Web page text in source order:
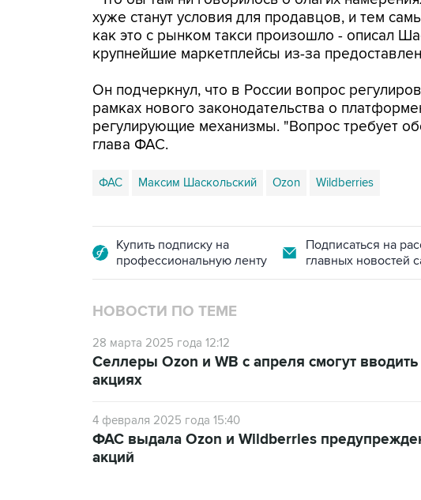
хуже станут условия для продавцов, и тем
как это с рынком такси произошло - описал
крупнейшие маркетплейсы из-за
Он подчеркнул, что в России вопрос
рамках нового законодательства о
регулирующие механизмы. "Вопрос требует
глава ФАС.
ФАС Максим Шаскольский Ozon Wildberries
Купить подписку на
профессиональную ленту
Подписаться на
главных новостей
НОВОСТИ ПО ТЕМЕ
28 марта 2025 года 12:12
Селлеры Ozon и WB с апреля смогут
акциях
4 февраля 2025 года 15:40
ФАС выдала Ozon и Wildberries
акций